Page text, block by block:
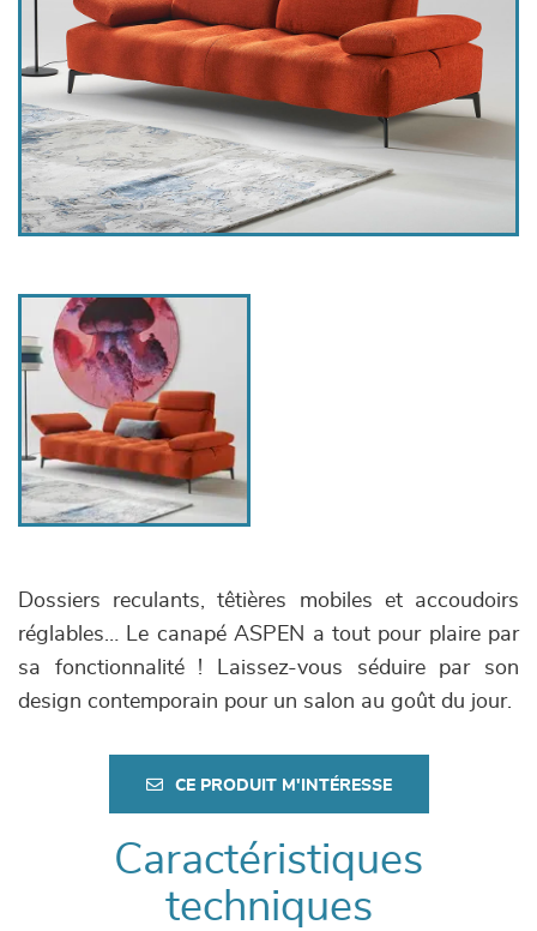
Dossiers reculants, têtières mobiles et accoudoirs
réglables… Le canapé ASPEN a tout pour plaire par
sa fonctionnalité ! Laissez-vous séduire par son
design contemporain pour un salon au goût du jour.
CE PRODUIT M'INTÉRESSE
Caractéristiques
techniques